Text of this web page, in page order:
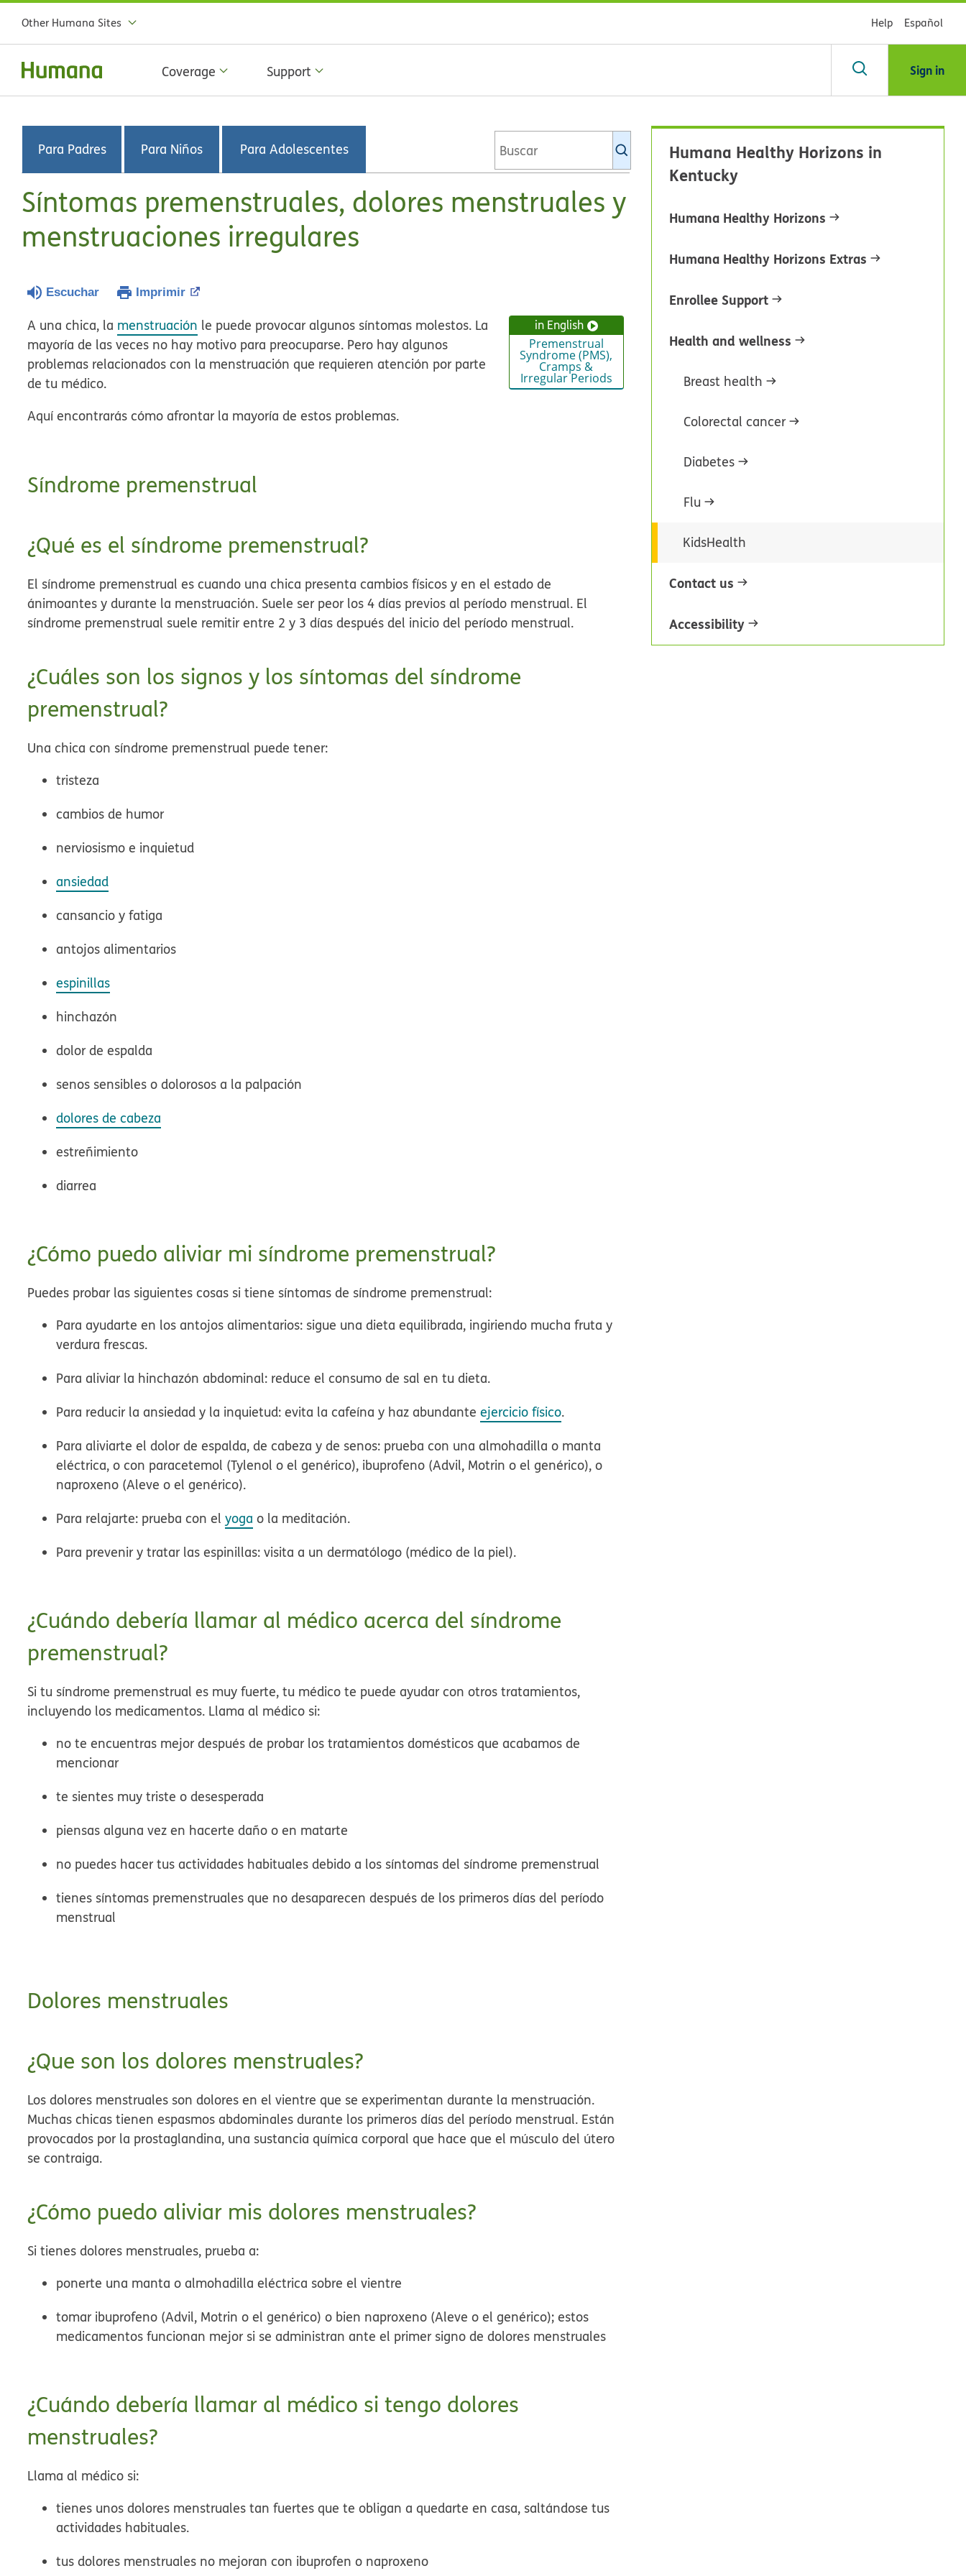
Other Humana Sites Help Español
Coverage Support Sign in
Para Padres Para Niños Para Adolescentes
KidsHealth
Síntomas premenstruales, dolores menstruales y
menstruaciones irregulares
Escuchar Imprimir
in English
Premenstrual
Syndrome (PMS),
Cramps &
Irregular Periods
A una chica, la menstruación le puede provocar algunos síntomas molestos. La
mayoría de las veces no hay motivo para preocuparse. Pero hay algunos
problemas relacionados con la menstruación que requieren atención por parte
de tu médico.
Aquí encontrarás cómo afrontar la mayoría de estos problemas.
Síndrome premenstrual
¿Qué es el síndrome premenstrual?
El síndrome premenstrual es cuando una chica presentacambios físicos y en el estado de
ánimoantes y durante la menstruación. Suele ser peor los 4 días previos al período menstrual. El
síndrome premenstrual suele remitir entre 2 y 3 días después del inicio del período menstrual.
¿Cuáles son los signos y los síntomas del síndrome
premenstrual?
Una chica con síndrome premenstrual puede tener:
tristeza
cambios de humor
nerviosismo e inquietud
ansiedad
cansancio y fatiga
antojos alimentarios
espinillas
hinchazón
dolor de espalda
senos sensibles o dolorosos a la palpación
dolores de cabeza
estreñimiento
diarrea
¿Cómo puedo aliviar mi síndrome premenstrual?
Puedes probar las siguientes cosas si tiene síntomas de síndrome premenstrual:
Para ayudarte en los antojos alimentarios: sigue una dieta equilibrada, ingiriendo mucha fruta y
verdura frescas.
Para aliviar la hinchazón abdominal: reduce el consumo de sal en tu dieta.
Para reducir la ansiedad y la inquietud:evita la cafeína y haz abundanteejercicio físico.
Para aliviarte el dolor de espalda, de cabeza y de senos: prueba con una almohadilla o manta
eléctrica, o con paracetemol (Tylenol o el genérico), ibuprofeno (Advil, Motrin o el genérico), o
naproxeno (Aleve o el genérico).
Para relajarte: prueba con elyoga o la meditación.
Para prevenir y tratar las espinillas: visita a un dermatólogo (médico de la piel).
¿Cuándo debería llamar al médico acerca del síndrome
premenstrual?
Si tu síndrome premenstrual es muy fuerte, tu médico te puede ayudar con otros tratamientos,
incluyendo los medicamentos. Llama al médico si:
no te encuentras mejor después de probar los tratamientos domésticos que acabamos de
mencionar
te sientes muy triste o desesperada
piensas alguna vez en hacerte daño o en matarte
no puedes hacer tus actividades habituales debido a los síntomas del síndrome premenstrual
tienes síntomas premenstruales que no desaparecen después de los primeros días del período
menstrual
Dolores menstruales
¿Que son los dolores menstruales?
Los dolores menstruales sondolores en el vientre que se experimentan durante la menstruación.
Muchas chicas tienen espasmos abdominales durante los primeros días del período menstrual. Están
provocados por la prostaglandina, una sustancia química corporal que hace que el músculo del útero
se contraiga.
¿Cómo puedo aliviar mis dolores menstruales?
Si tienes dolores menstruales, prueba a:
ponerte una manta o almohadilla eléctrica sobre el vientre
tomar ibuprofeno (Advil, Motrin o el genérico) o bien naproxeno (Aleve o el genérico); estos
medicamentos funcionan mejor si se administran ante el primer signo de dolores menstruales
¿Cuándo debería llamar al médico si tengo dolores
menstruales?
Llama al médico si:
tienes unos dolores menstruales tan fuertes que te obligan a quedarte en casa, saltándose tus
actividades habituales.
tus dolores menstruales no mejoran con ibuprofen o naproxeno
Humana Healthy Horizons in
Kentucky
Humana Healthy Horizons
Humana Healthy Horizons Extras
Enrollee Support
Health and wellness
Breast health
Colorectal cancer
Diabetes
Flu
KidsHealth
Contact us
Accessibility